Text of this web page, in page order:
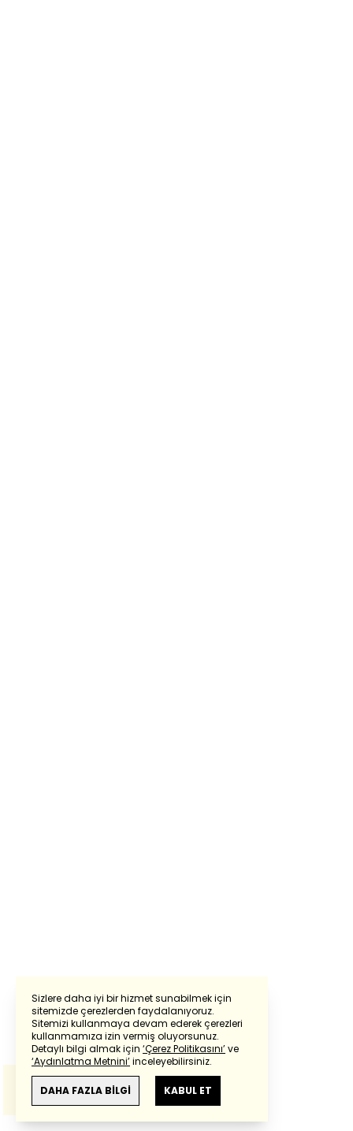
Sizlere daha iyi bir hizmet sunabilmek için
sitemizde çerezlerden faydalanıyoruz.
Sitemizi kullanmaya devam ederek çerezleri
kullanmamıza izin vermiş oluyorsunuz.
Detaylı bilgi almak için ‘Çerez Politikasını’ve
‘Aydınlatma Metnini’inceleyebilirsiniz.
DAHA FAZLA BİLGİ KABUL ET
Powered by Translate
Bu çevirideGoogle Transletekullanılmıştır.
Anlam ve çeviri hatalarından
haberturk.com
sorumlu değildir.